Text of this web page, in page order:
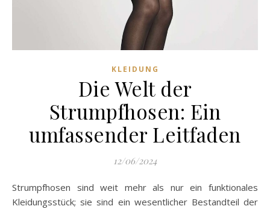
KLEIDUNG
Die Welt der
Strumpfhosen: Ein
umfassender Leitfaden
12/06/2024
Strumpfhosen sind weit mehr als nur ein funktionales
Kleidungsstück; sie sind ein wesentlicher Bestandteil der